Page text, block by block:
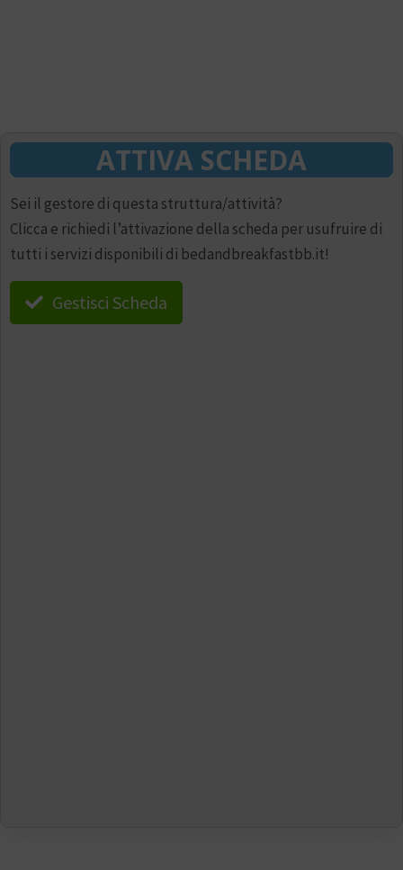
ATTIVA SCHEDA
Sei il gestore di questa struttura/attività?
Clicca e richiedi l’attivazione della scheda per usufruire di
tutti i servizi disponibili di bedandbreakfastbb.it!
Gestisci Scheda